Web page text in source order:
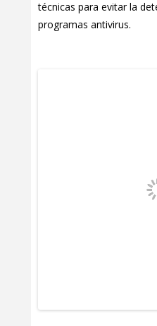
técnicas para evitar la
programas antivirus.